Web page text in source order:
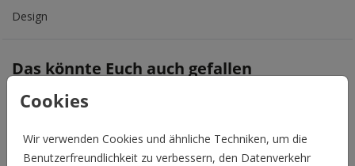
Cookies
Wir verwenden Cookies und ähnliche Techniken, um die
Benutzerfreundlichkeit zu verbessern, den Datenverkehr
Design
Das könnte Euch auch gefallen